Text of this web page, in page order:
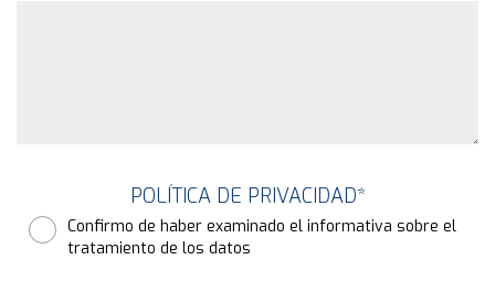
POLÍTICA DE PRIVACIDAD*
Confirmo de haber examinado el informativa sobre el
tratamiento de los datos